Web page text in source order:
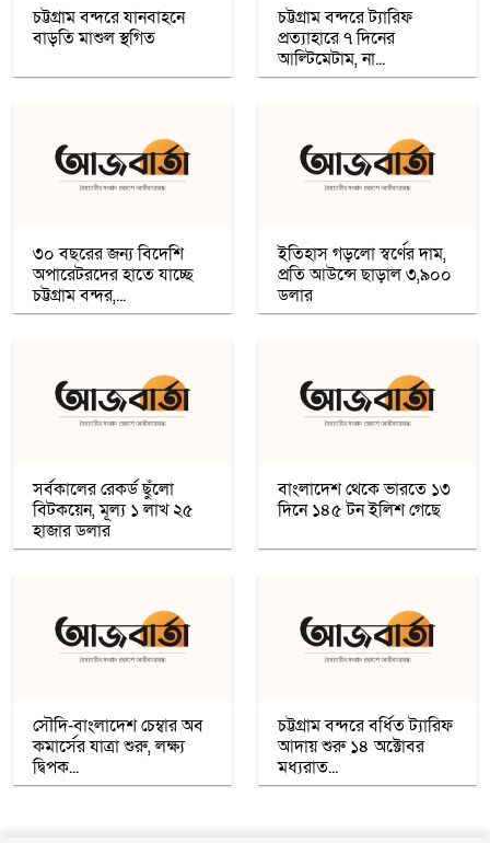
আলোচনা
রমজান উপলক্ষে সওয়াবের ফুড প্যাক বিতরণ
কাশ্মীরে কলেজ বন্ধ করলো ভারত
উগান্ডার নির্বাচনে বিরোধী প্রার্থী ববি ওয়াইনকে
জোরপূর্বক তুলে নেওয়ার অভিযোগ
বিহারে সড়ক দুর্ঘটনায় সপ্তম শ্রেণির ছাত্র নিহত,
সাহায্যের বদলে মাছ লুট
চার খনি থেকে ৭৮ লাখ আউন্স সোনা উত্তোলন
সৌদি রাষ্ট্রীয় কোম্পানি মা’আদেনের
চট্টগ্রাম বন্দরে যানবাহনে
বাড়তি মাশুল স্থগিত
চট্টগ্রাম বন্দরে ট্যারিফ
প্রত্যাহারে ৭ দিনের
আল্টিমেটাম, না...
৩০ বছরের জন্য বিদেশি
অপারেটরদের হাতে যাচ্ছে
চট্টগ্রাম বন্দর,...
ইতিহাস গড়লো স্বর্ণের দাম,
প্রতি আউন্সে ছাড়াল ৩,৯০০
ডলার
সর্বকালের রেকর্ড ছুঁলো
বিটকয়েন, মূল্য ১ লাখ ২৫
হাজার ডলার
বাংলাদেশ থেকে ভারতে ১৩
দিনে ১৪৫ টন ইলিশ গেছে
সৌদি-বাংলাদেশ চেম্বার অব
কমার্সের যাত্রা শুরু, লক্ষ্য
দ্বিপক...
চট্টগ্রাম বন্দরে বর্ধিত ট্যারিফ
আদায় শুরু ১৪ অক্টোবর
মধ্যরাত...